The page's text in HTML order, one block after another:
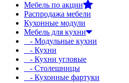
Мебель по акции
Распродажа мебели
Кухонные модули
Мебель для кухни
- Модульные кухни
- Кухни
- Кухни угловые
- Столешницы
- Кухонные фартуки